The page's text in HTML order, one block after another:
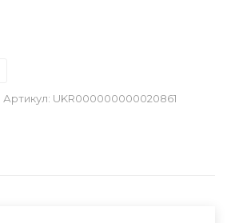
Артикул: UKR000000000020861